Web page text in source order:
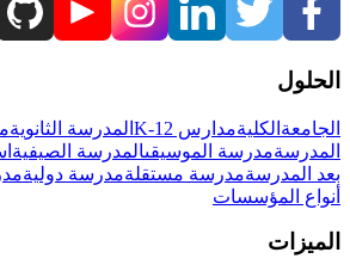
الحلول
الجامعة الكليةمدارس K-12 المدرسة الثانوية
المدرسةمدرسة الموسيقىالمدرسة الصيفية
بعد المدرسةمدرسة مستقلةمدرسة دولية
أنواع المؤسسات
الميزات